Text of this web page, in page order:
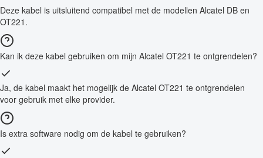
Deze kabel is uitsluitend compatibel met de modellen Alcatel DB en
OT221.
Kan ik deze kabel gebruiken om mijn Alcatel OT221 te ontgrendelen?
Ja, de kabel maakt het mogelijk de Alcatel OT221 te ontgrendelen
voor gebruik met elke provider.
Is extra software nodig om de kabel te gebruiken?